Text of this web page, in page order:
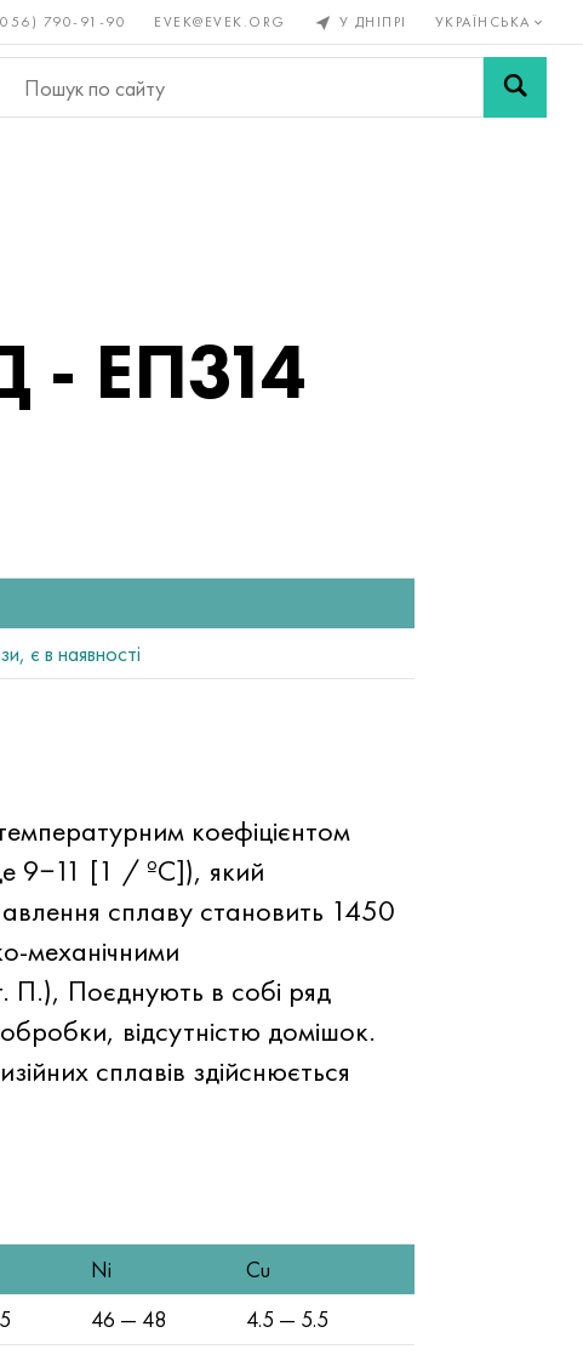
790-91-90 EVEK@EVEK.ORG У ДНІПРІ УКРАЇНСЬКА
Легована Сітки і
- ЕП314
є в наявності
коефіцієнтом
9−11 [1 / ºC]), який
сплаву становить 1450
механічними
П.), Поєднують в собі ряд
відсутністю домішок.
сплавів здійснюється
Ni
Cu
46 — 48 4.5 — 5.5